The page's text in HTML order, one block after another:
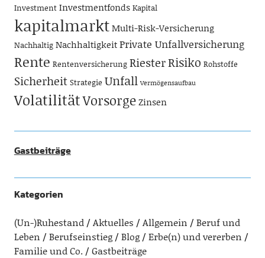
Investment Investmentfonds Kapital
kapitalmarktMulti-Risk-Versicherung
Nachhaltig NachhaltigkeitPrivate Unfallversicherung
Rente Rentenversicherung RiesterRisiko Rohstoffe
Sicherheit Strategie Unfall Vermögensaufbau
VolatilitätVorsorgeZinsen
Gastbeiträge
Kategorien
(Un-)Ruhestand Aktuelles Allgemein
Beruf und
Leben
Berufseinstieg Blog
Erbe(n) und vererben
Familie und Co.
Gastbeiträge